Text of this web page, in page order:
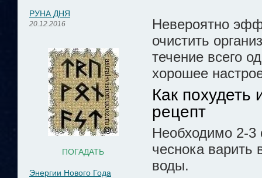
РУНА ДНЯ
20.12.2016
ПОГАДАТЬ
Энергии Нового Года
Невероятно
очистить
течение всего
хорошее
Как похудеть
рецепт
Необходимо 2-3
чеснока варить
воды.